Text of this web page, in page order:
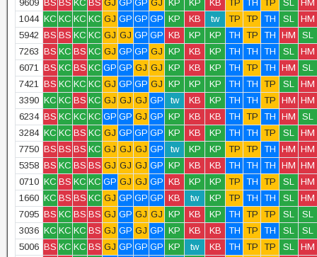
9609 BS BS KC BS GJ GP GP GJ KP KP KB TP TH TP SL HM
1044 KC KC KC KC GJ GP GP GP KP KB tw TP TP TH SL HM
5942 BS BS KC KC GJ GJ GP GP KB KP KP TH TP TH HM
SL
7263 BS KC BS KC GJ GP GP GJ KP KB KP TH TH TH SL HM
6071 BS KC BS KC GP GP GJ GJ KP KB KP TH TP TH HM
SL
7421 BS KC KC KC GJ GP GP GJ KP KP KP TH TH TP SL HM
3390 KC KC BS KC GJ GJ GJ GP tw KB KP TH TH TP HM HM
6234 BS KC KC KC GP GP GJ GP KP KB KB TH TP TH HM
SL
3284 KC KC BS KC GJ GP GP GP KP KB KP TH TH TP SL HM
7750 BS BS BS KC GJ GJ GJ GP tw KP KP TP TP TH HM HM
5358 BS KC BS BS GJ GJ GJ GP KP KB KB TH TH TH HM HM
0710 KC BS KC KC GP GJ GJ GP KB KP KP TP TH TP SL HM
1660 KC BS BS KC GJ GP GP GP KB tw KP TP TH TH SL HM
7095 BS KC BS BS GJ GP GJ GJ KP KB KP TH TP TP SL
SL
3036 KC KC KC BS GJ GP GJ GP KP KB KB TH TP TH SL
SL
5006 BS KC KC BS GJ GP GP GP KP tw KB TH TP TP SL HM